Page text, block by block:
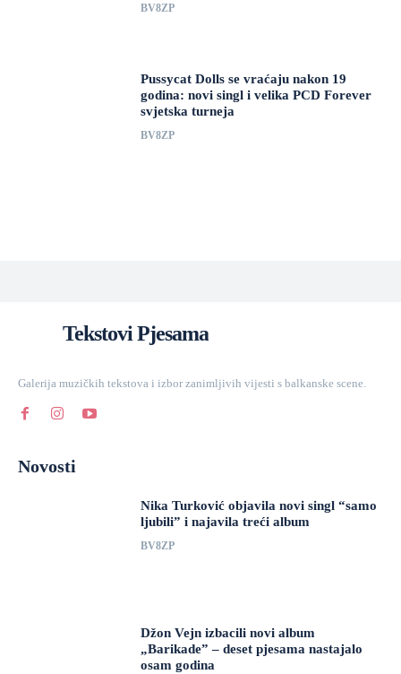
BV8ZP
Pussycat Dolls se vraćaju nakon 19
godina: novi singl i velika PCD Forever
svjetska turneja
BV8ZP
Tekstovi Pjesama
Galerija muzičkih tekstova i izbor zanimljivih vijesti s balkanske scene.
Novosti
Nika Turković objavila novi singl “samo
ljubili” i najavila treći album
BV8ZP
Džon Vejn izbacili novi album
„Barikade” – deset pjesama nastajalo
osam godina